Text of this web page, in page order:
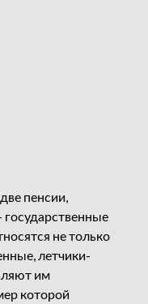
пенсии,
не только
летчики-
им
которой